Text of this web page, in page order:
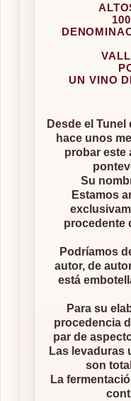
UN VINO
Desde el
hace unos
probar este
Su
Estamos
procedente
Podríamos
autor, de
está
Para su
procedencia
par de
Las levaduras
son
La